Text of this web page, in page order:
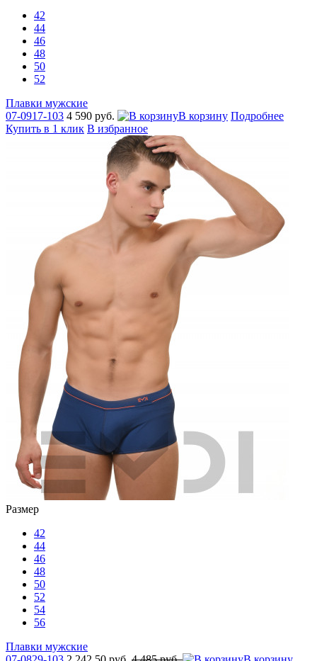
42
44
46
48
50
52
Плавки мужские
07-0917-103 4 590 руб. В корзину Подробнее
Купить в 1 клик В избранное
Размер
42
44
46
48
50
52
54
56
Плавки мужские